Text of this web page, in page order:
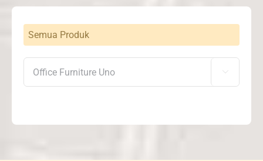
Semua Produk
